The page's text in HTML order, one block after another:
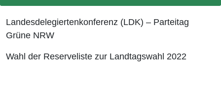
Landesdelegiertenkonferenz (LDK) – Parteitag
Grüne NRW
Wahl der Reserveliste zur Landtagswahl 2022